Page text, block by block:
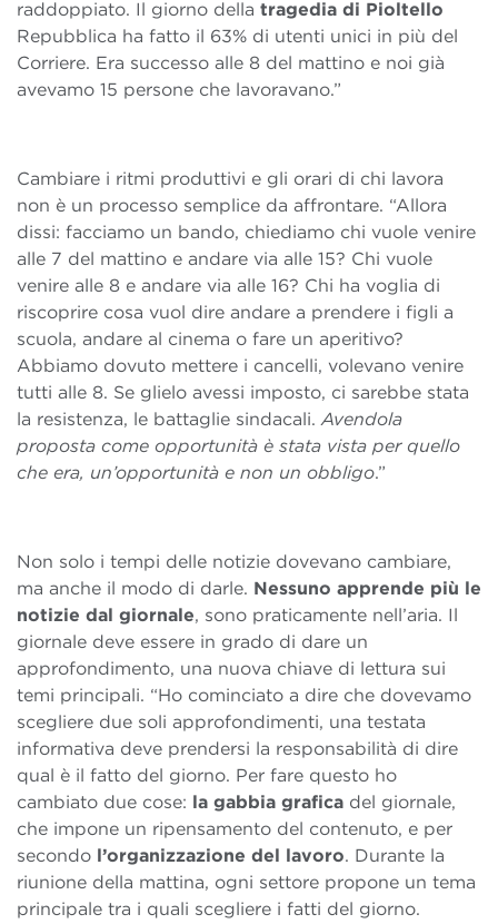
raddoppiato. Il giorno della tragedia di Pioltello
Repubblica ha fatto il 63% di utenti unici in più del
Corriere. Era successo alle 8 del mattino e noi già
avevamo 15 persone che lavoravano.”
Cambiare i ritmi produttivi e gli orari di chi lavora
non è un processo semplice da affrontare. “Allora
dissi: facciamo un bando, chiediamo chi vuole venire
alle 7 del mattino e andare via alle 15? Chi vuole
venire alle 8 e andare via alle 16? Chi ha voglia di
riscoprire cosa vuol dire andare a prendere i figli a
scuola, andare al cinema o fare un aperitivo?
Abbiamo dovuto mettere i cancelli, volevano venire
tutti alle 8. Se glielo avessi imposto, ci sarebbe stata
la resistenza, le battaglie sindacali.Avendola
proposta come opportunità è stata vista per quello
che era, un’opportunità e non un obbligo.”
Non solo i tempi delle notizie dovevano cambiare,
ma anche il modo di darle. Nessuno apprende più le
notizie dal giornale, sono praticamente nell’aria. Il
giornale deve essere in grado di dare un
approfondimento, una nuova chiave di lettura sui
temi principali. “Ho cominciato a dire che dovevamo
scegliere due soli approfondimenti, una testata
informativa deve prendersi la responsabilità di dire
qual è il fatto del giorno. Per fare questo ho
cambiato due cose: la gabbia grafica del giornale,
che impone un ripensamento del contenuto, e per
secondo l’organizzazione del lavoro. Durante la
riunione della mattina, ogni settore propone un tema
principale tra i quali scegliere i fatti del giorno.